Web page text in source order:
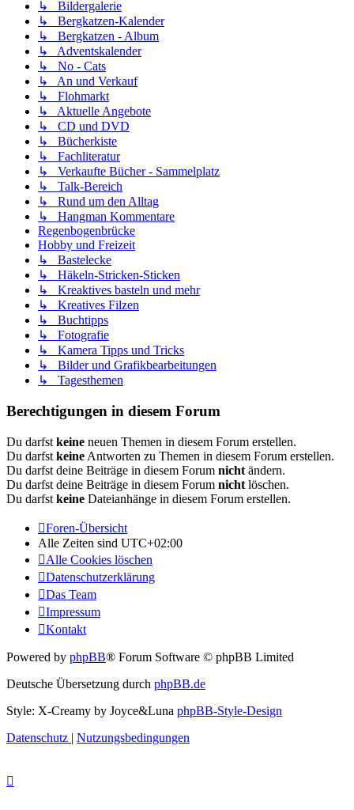
↳ Bildergalerie
↳ Bergkatzen-Kalender
↳ Bergkatzen - Album
↳ Adventskalender
↳ No - Cats
↳ An und Verkauf
↳ Flohmarkt
↳ Aktuelle Angebote
↳ CD und DVD
↳ Bücherkiste
↳ Fachliteratur
↳ Verkaufte Bücher - Sammelplatz
↳ Talk-Bereich
↳ Rund um den Alltag
↳ Hangman Kommentare
Regenbogenbrücke
Hobby und Freizeit
↳ Bastelecke
↳ Häkeln-Stricken-Sticken
↳ Kreaktives basteln und mehr
↳ Kreatives Filzen
↳ Buchtipps
↳ Fotografie
↳ Kamera Tipps und Tricks
↳ Bilder und Grafikbearbeitungen
↳ Tagesthemen
Berechtigungen in diesem Forum
Du darfst keine neuen Themen in diesem Forum erstellen.
Du darfst keine Antworten zu Themen in diesem Forum erstellen.
Du darfst deine Beiträge in diesem Forum nicht ändern.
Du darfst deine Beiträge in diesem Forum nicht löschen.
Du darfst keine Dateianhänge in diesem Forum erstellen.
Foren-Übersicht
Alle Zeiten sind UTC+02:00
Alle Cookies löschen
Datenschutzerklärung
Das Team
Impressum
Kontakt
Powered by phpBB® Forum Software © phpBB Limited
Deutsche Übersetzung durch phpBB.de
Style: X-Creamy by Joyce&Luna phpBB-Style-Design
Datenschutz | Nutzungsbedingungen